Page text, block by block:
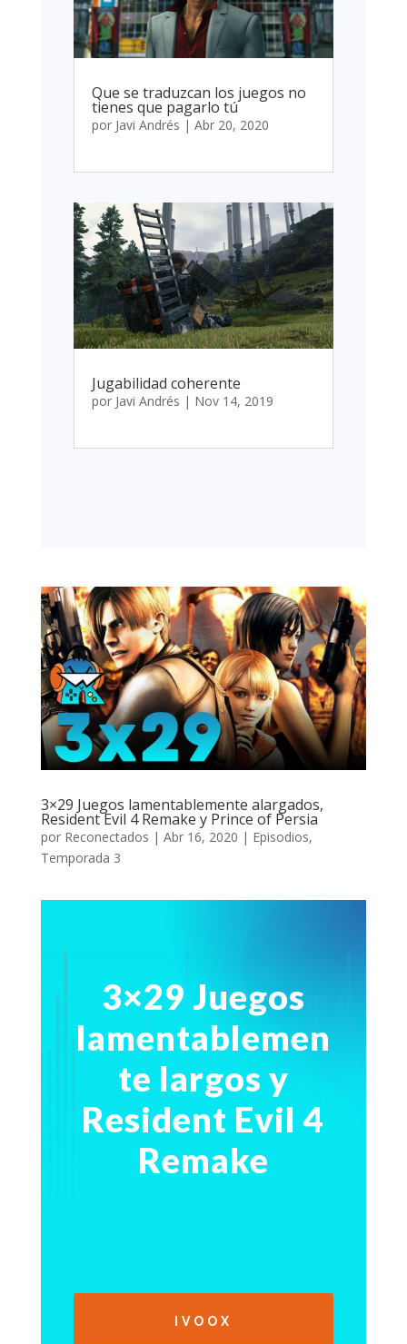
Que se traduzcan los juegos no
tienes que pagarlo tú
por Javi Andrés | Abr 20, 2020
Jugabilidad coherente
por Javi Andrés | Nov 14, 2019
3×29 Juegos lamentablemente alargados,
Resident Evil 4 Remake y Prince of Persia
por Reconectados | Abr 16, 2020 | Episodios,
Temporada 3
3×29 Juegos
lamentablemen
te largos y
Resident Evil 4
Remake
IVOOX